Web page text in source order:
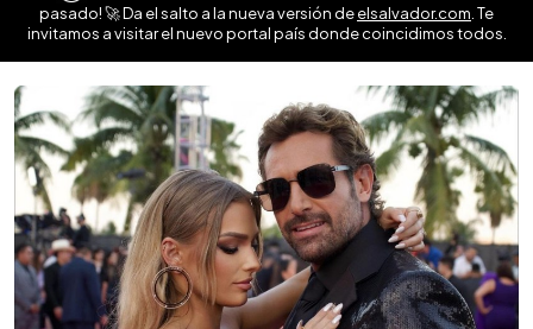
pasado! 🚀 Da el salto a la nueva versión deelsalvador.com . Te
invitamos a visitar el nuevo portal país donde coincidimos todos.